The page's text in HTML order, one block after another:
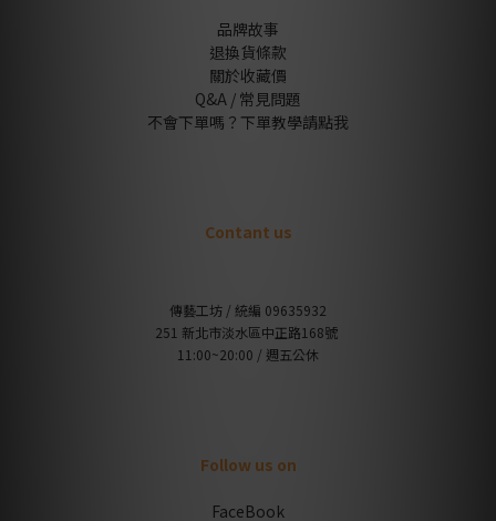
品牌故事
退換貨條款
關於收藏價
Q&A / 常見問題
不會下單嗎？下單教學請點我
Contant us
傳藝工坊 / 統編 09635932
251 新北市淡水區中正路168號
11:00~20:00 / 週五公休
Follow us on
FaceBook